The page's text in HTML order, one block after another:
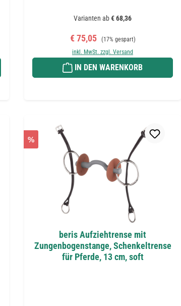
Varianten ab€ 68,36
Verkaufspreis:
€ 75,05 Regulärer Preis:
(17% gespart)
inkl. MwSt. zzgl. Versand
IN DEN WARENKORB
%
beris Aufziehtrense mit
Zungenbogenstange, Schenkeltrense
für Pferde, 13 cm, soft